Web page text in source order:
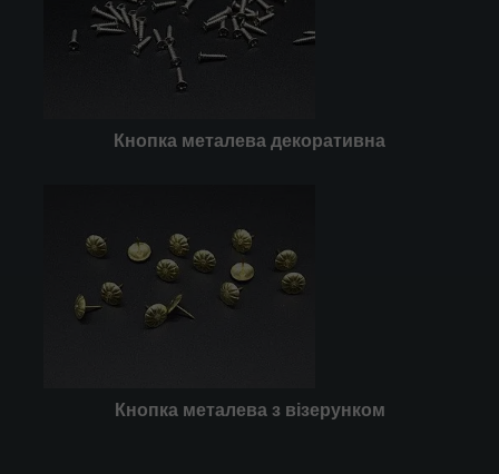
Кнопка металева декоративна
Кнопка металева з візерунком